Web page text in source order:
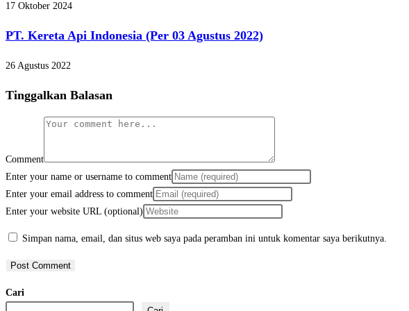
17 Oktober 2024
PT. Kereta Api Indonesia (Per 03 Agustus 2022)
26 Agustus 2022
Tinggalkan Balasan
Comment
Enter your name or username to comment
Enter your email address to comment
Enter your website URL (optional)
Simpan nama, email, dan situs web saya pada peramban ini untuk komentar saya berikutnya.
Cari